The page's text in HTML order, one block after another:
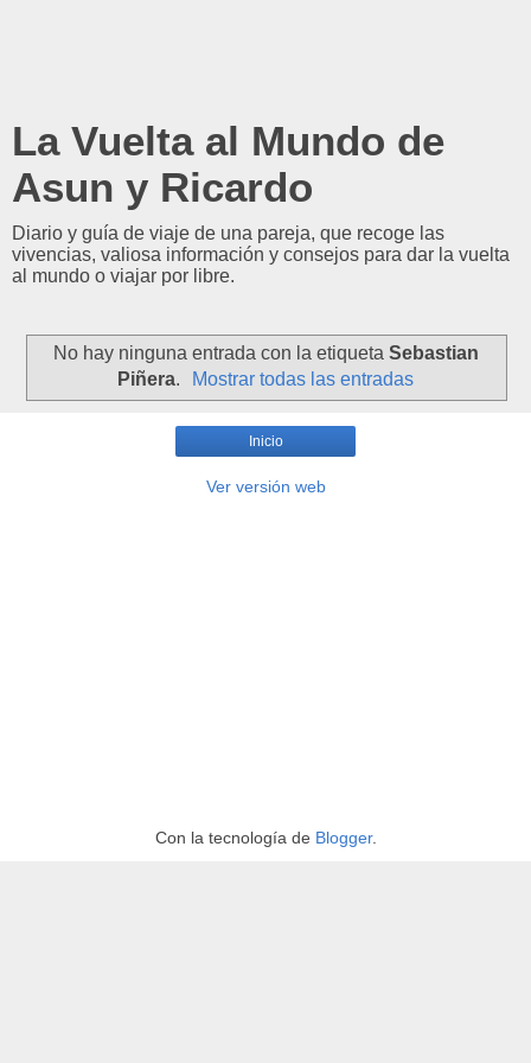
La Vuelta al Mundo de
Asun y Ricardo
Diario y guía de viaje de una pareja, que recoge las
vivencias, valiosa información y consejos para dar la vuelta
al mundo o viajar por libre.
No hay ninguna entrada con la etiqueta Sebastian
Piñera. Mostrar todas las entradas
Inicio
Ver versión web
Con la tecnología de Blogger.